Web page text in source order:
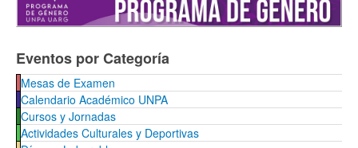
Eventos por Categoría
Mesas de Examen
Calendario Académico UNPA
Cursos y Jornadas
Actividades Culturales y Deportivas